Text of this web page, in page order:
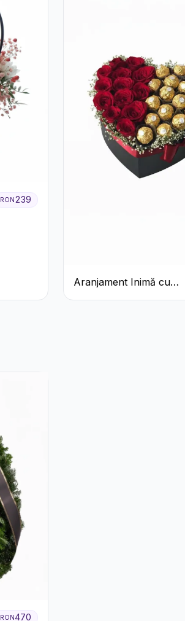
RON239
Aranjament Inimă cu
Trandafiri Roșii și
RON470